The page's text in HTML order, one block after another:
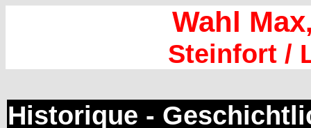
Wahl Max
Steinfort /
Historique -